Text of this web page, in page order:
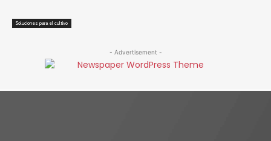
Soluciones para el cultivo
- Advertisement -